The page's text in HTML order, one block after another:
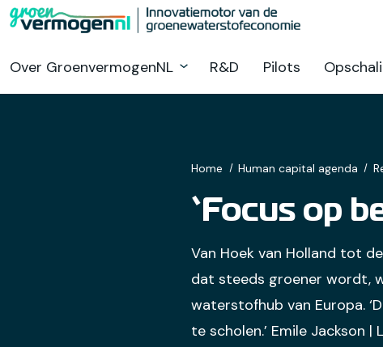
Ga
hoofdinhoud
Over GroenvermogenNL R&D Pilots
Home Human capital agenda
‘Focus op
Van Hoek van Holland tot
dat steeds groener wordt,
waterstofhub van Europa.
te scholen.’ Emile Jackson